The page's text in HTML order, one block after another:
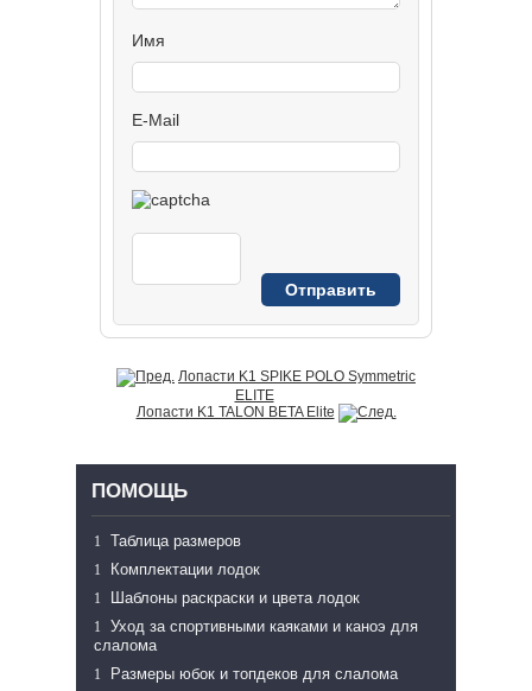
Имя
E-Mail
Лопасти K1 SPIKE POLO Symmetric
ELITE
Лопасти K1 TALON BETA Elite
ПОМОЩЬ
Таблица размеров
Комплектации лодок
Шаблоны раскраски и цвета лодок
Уход за спортивными каяками и каноэ для
слалома
Размеры юбок и топдеков для слалома